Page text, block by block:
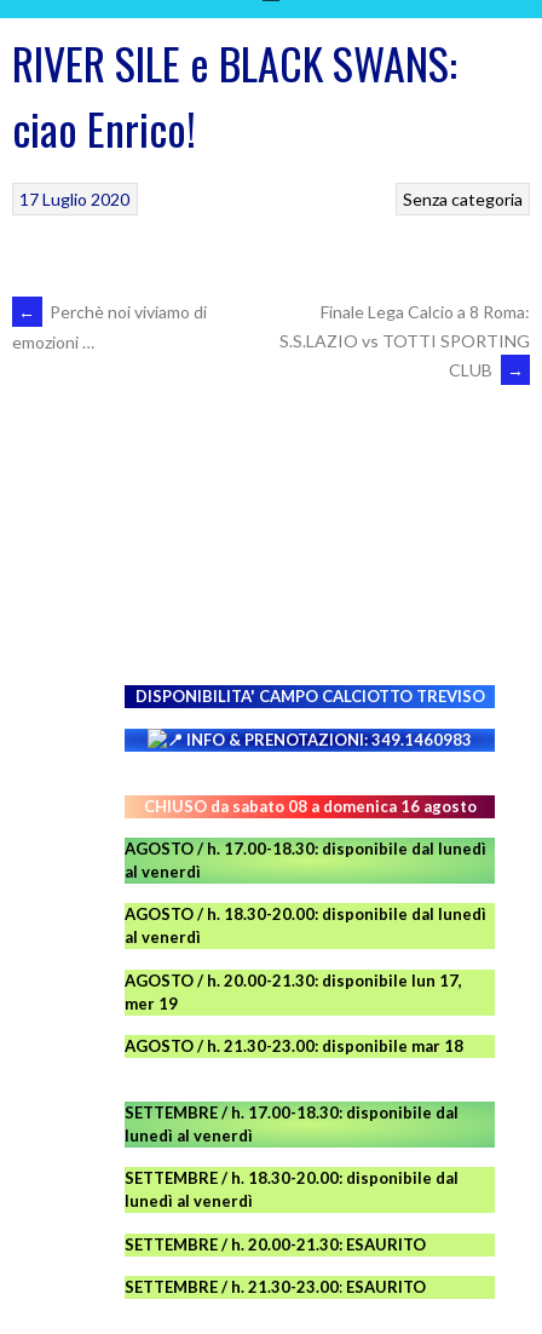
RIVER SILE e BLACK SWANS:
ciao Enrico!
Senza categoria
17 Luglio 2020
POST
←
Perchè noi viviamo di
emozioni …
Finale Lega Calcio a 8 Roma:
S.S.LAZIO vs TOTTI SPORTING
CLUB
→
DISPONIBILITA' CAMPO CALCIOTTO TREVISO
INFO & PRENOTAZIONI: 349.1460983
CHIUSO da sabato 08 a domenica 16 agosto
AGOSTO / h. 17.00-18.30: disponibile dal lunedì
al venerdì
AGOSTO/ h. 18.30-20.00: disponibile dal lunedì
al venerdì
AGOSTO / h. 20.00-21.30: disponibile lun 17,
mer 19
AGOSTO/ h. 21.30-23.00: disponibile mar 18
SETTEMBRE / h. 17.00-18.30: disponibile dal
lunedì al venerdì
SETTEMBRE / h. 18.30-20.00: disponibile dal
lunedì al venerdì
SETTEMBRE / h. 20.00-21.30: ESAURITO
SETTEMBRE / h. 21.30-23.00: ESAURITO